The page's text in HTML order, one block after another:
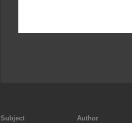
Subject
Author